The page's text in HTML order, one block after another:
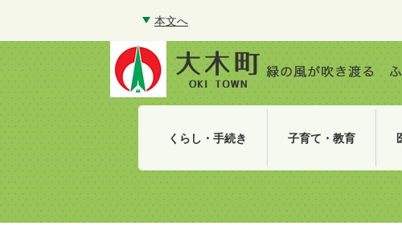
本文へ
くらし・手続き 子育て・教育